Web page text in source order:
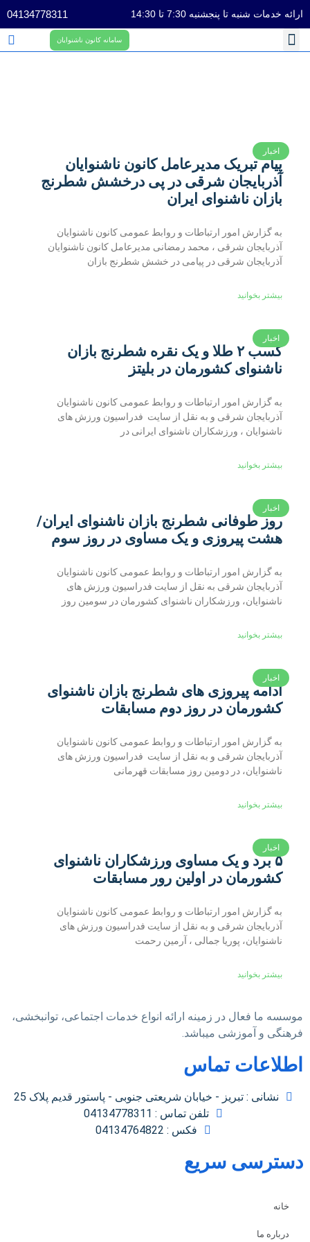
ارائه خدمات شنبه تا پنجشنبه 7:30 تا 14:30 04134778311
سامانه کانون ناشنوایان
اخبار
پیام تبریک مدیرعامل کانون ناشنوایان
آذربایجان شرقی در پی درخشش شطرنج
بازان ناشنوای ایران
به گزارش امور ارتباطات و روابط عمومی کانون ناشنوایان
آذربایجان شرقی ، محمد رمضانی مدیرعامل کانون ناشنوایان
آذربایجان شرقی در پیامی در خشش شطرنج بازان
بیشتر بخوانید
اخبار
کسب ۲ طلا و یک نقره شطرنج بازان
ناشنوای کشورمان در بلیتز
به گزارش امور ارتباطات و روابط عمومی کانون ناشنوایان
آذربایجان شرقی و به نقل از سایت فدراسیون ورزش های
ناشنوایان ، ورزشکاران ناشنوای ایرانی در
بیشتر بخوانید
اخبار
روز طوفانی شطرنج بازان ناشنوای ایران/
هشت پیروزی و یک مساوی در روز سوم
به گزارش امور ارتباطات و روابط عمومی کانون ناشنوایان
آذربایجان شرقی به نقل از سایت فدراسیون ورزش های
ناشنوایان، ورزشکاران ناشنوای کشورمان در سومین روز
بیشتر بخوانید
اخبار
ادامه پیروزی های شطرنج بازان ناشنوای
کشورمان در روز دوم مسابقات
به گزارش امور ارتباطات و روابط عمومی کانون ناشنوایان
آذربایجان شرقی و به نقل از سایت فدراسیون ورزش های
ناشنوایان، در دومین روز مسابقات قهرمانی
بیشتر بخوانید
اخبار
۵ برد و یک مساوی ورزشکاران ناشنوای
کشورمان در اولین رور مسابقات
به گزارش امور ارتباطات و روابط عمومی کانون ناشنوایان
آذربایجان شرقی و به نقل از سایت فدراسیون ورزش های
ناشنوایان، پوریا جمالی ، آرمین رحمت
بیشتر بخوانید
موسسه ما فعال در زمینه ارائه انواع خدمات اجتماعی، توانبخشی،
فرهنگی و آموزشی میباشد.
اطلاعات تماس
نشانی : تبریز - خیابان شریعتی جنوبی - پاستور قدیم پلاک 25
تلفن تماس : 04134778311
فکس : 04134764822
دسترسی سریع
خانه
درباره ما